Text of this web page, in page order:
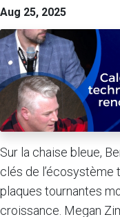
Aug 25, 2025
Sur la chaise bleue,
clés de l’écosystème
plaques tournantes
croissance. Megan